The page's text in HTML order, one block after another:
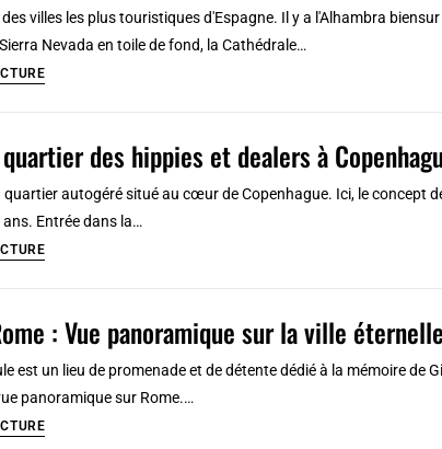
villes les plus touristiques d'Espagne. Il y a l'Alhambra
Nevada en toile de fond, la Cathédrale…
Visiter
Alhambra
l’ancienne
des hippies et dealers à
autogéré situé au cœur de Copenhague. Ici, le concept
Entrée dans la…
Christiania,
hippies
Copenhague
: Vue panoramique sur la ville
est un lieu de promenade et de détente dédié à la mémoire de
panoramique sur Rome.…
Janicule